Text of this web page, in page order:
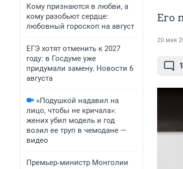
Кому признаются в любви, а
кому разобьют сердце:
любовный гороскоп на август
ЕГЭ хотят отменить к 2027
году: в Госдуме уже
придумали замену. Новости 6
августа
«Подушкой надавил на
лицо, чтобы не кричала»:
жених убил модель и год
возил ее труп в чемодане —
видео
Премьер‑министр Монголии
Его
20 мая
1